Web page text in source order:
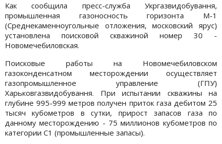
Как сообщила пресс-служба Укргазвидобування,
промышленная газоносность горизонта М-1
(Среднекаменноугольные отложения, московский ярус)
установлена поисковой скважиной номер 30 -
Новомечебиловская.
Поисковые работы на Новомечебиловском
газоконденсатном месторождении осуществляет
газопромышленное управление (ГПУ)
Харьковгазвидобування. При испытании скважины на
глубине 995-999 метров получен приток газа дебитом 25
тысяч кубометров в сутки, прирост запасов газа по
данному месторождению - 75 миллионов кубометров по
категории С1 (промышленные запасы).